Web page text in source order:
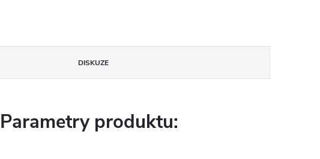
DISKUZE
Parametry produktu: